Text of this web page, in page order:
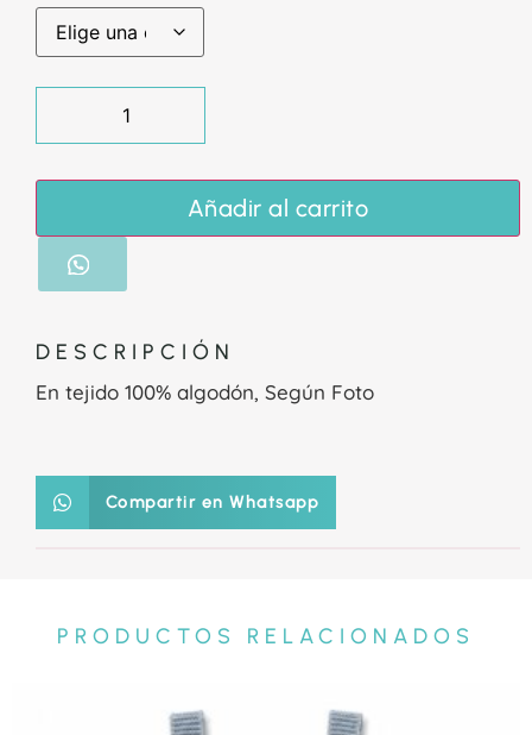
Añadir al carrito
DESCRIPCIÓN
En tejido 100% algodón, Según Foto
Compartir en Whatsapp
PRODUCTOS RELACIONADOS